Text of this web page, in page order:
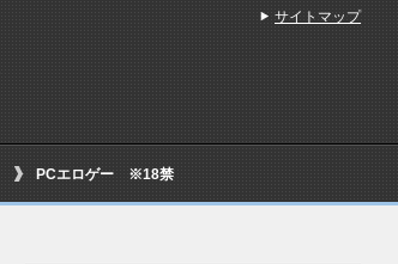
PCエロゲー ※18禁
サイトマップ